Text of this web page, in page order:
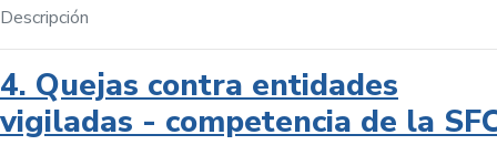
Descripción
4. Quejas contra entidades
vigiladas - competencia de la